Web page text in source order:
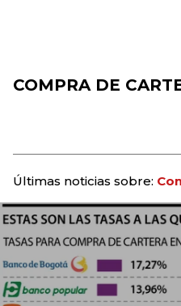
COMPRA DE
Últimas noticias sobre: